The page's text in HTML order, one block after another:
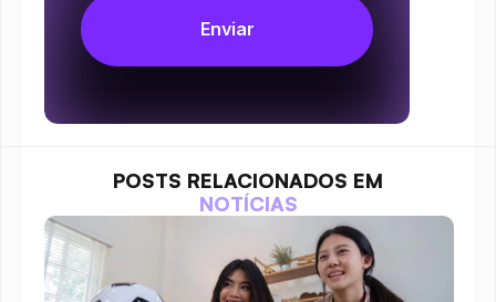
POSTS RELACIONADOS EM
NOTÍCIAS